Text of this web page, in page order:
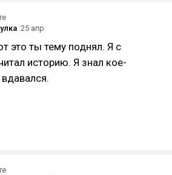
25 апр
это ты тему поднял. Я с
историю. Я знал кое-